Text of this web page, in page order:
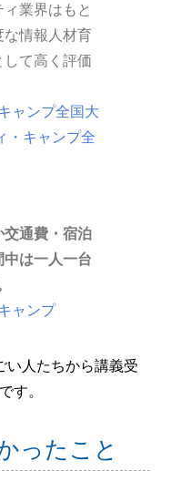
業界はもと
な情報人材育
して高く評価
ャンプ全国大
キャンプ全
交通費・宿泊
は一人一台
ャンプ
い人たちから講義受
す。
ったこと